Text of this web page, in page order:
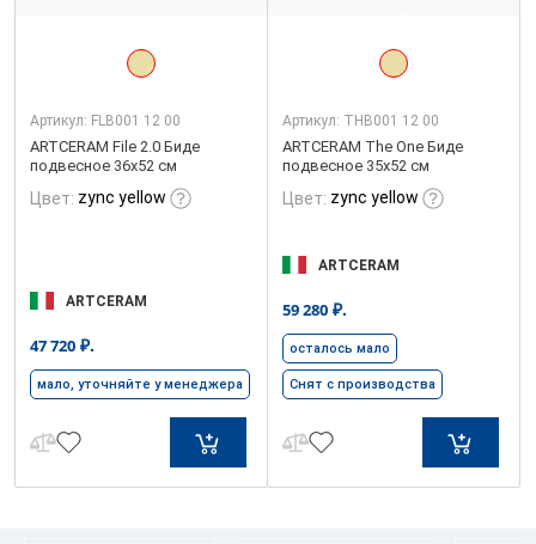
Артикул: FLB001 12 00
ARTCERAM File 2.0 Биде
подвесное 36х52 см
Цвет: zync yellow
ARTCERAM
47 720 ₽.
мало, уточняйте у менеджера
Артикул: THB001 12 00
ARTCERAM The One Биде
подвесное 35х52 см
Цвет: zync yellow
ARTCERAM
59 280 ₽.
осталось мало
Снят с производства